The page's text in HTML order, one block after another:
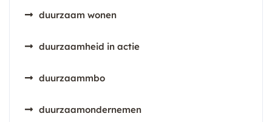
duurzaam wonen
duurzaamheid in actie
duurzaammbo
duurzaamondernemen